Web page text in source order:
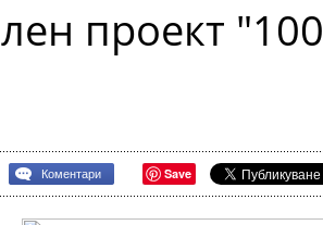
проект "100
Коментари Save